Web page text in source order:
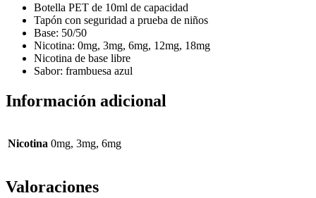
Botella PET de 10ml de capacidad
Tapón con seguridad a prueba de niños
Base: 50/50
Nicotina: 0mg, 3mg, 6mg, 12mg, 18mg
Nicotina de base libre
Sabor: frambuesa azul
Información adicional
Nicotina 0mg, 3mg, 6mg
Valoraciones